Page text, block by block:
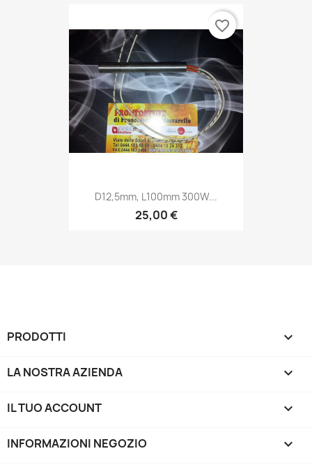
D12,5mm, L100mm 300W...
25,00 €
favorite_border
PRODOTTI 
LA NOSTRA AZIENDA 
IL TUO ACCOUNT 
INFORMAZIONI NEGOZIO keyboard_arrow_down